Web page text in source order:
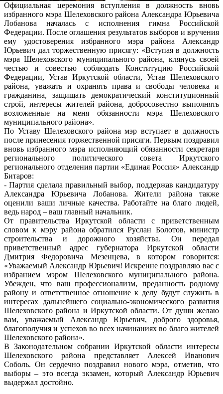
Официальная церемония вступления в должность вновь
избранного мэра Шелеховского района Александра Юрьевича
Лобанова началась с исполнения гимна Российской
Федерации. После оглашения результатов выборов и вручения
ему удостоверения избранного мэра района Александр
Юрьевич дал торжественную присягу: «Вступая в должность
мэра Шелеховского муниципального района, клянусь своей
честью и совестью соблюдать Конституцию Российской
Федерации, Устав Иркутской области, Устав Шелеховского
района, уважать и охранять права и свободы человека и
гражданина, защищать демократический конституционный
строй, интересы жителей района, добросовестно выполнять
возложенные на меня обязанности мэра Шелеховского
муниципального района».
По Уставу Шелеховского района мэр вступает в должность
после принесения торжественной присяги. Первым поздравил
вновь избранного мэра исполняющий обязанности секретаря
регионального политического совета Иркутского
регионального отделения партии «Единая Россия» Александр
Битаров:
- Партия сделала правильный выбор, поддержав кандидатуру
Александра Юрьевича Лобанова. Жители района также
оценили ваши личные качества. Работайте на благо людей,
ведь народ – ваш главный начальник.
От правительства Иркутской области с приветственным
словом к мэру района обратился Руслан Болотов, министр
строительства и дорожного хозяйства. Он передал
приветственный адрес губернатора Иркутской области
Дмитрия Федоровича Мезенцева, в котором говорится:
«Уважаемый Александр Юрьевич! Искренне поздравляю вас с
избранием мэром Шелеховского муниципального района.
Убежден, что ваш профессионализм, преданность родному
району и ответственное отношение к делу будут служить в
интересах дальнейшего социально-экономического развития
Шелеховского района и Иркутской области. От души желаю
вам, уважаемый Александр Юрьевич, доброго здоровья,
благополучия и успехов во всех начинаниях во благо жителей
Шелеховского района».
В Законодательном собрании Иркутской области интересы
Шелеховского района представляет Алексей Иванович
Соболь. Он сердечно поздравил нового мэра, отметив, что
выборы – это всегда экзамен, который Александр Юрьевич
выдержал достойно.